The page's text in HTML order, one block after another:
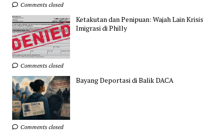
Comments closed
Ketakutan dan Penipuan: Wajah Lain Krisis
Imigrasi di Philly
Comments closed
Bayang Deportasi di Balik DACA
Comments closed